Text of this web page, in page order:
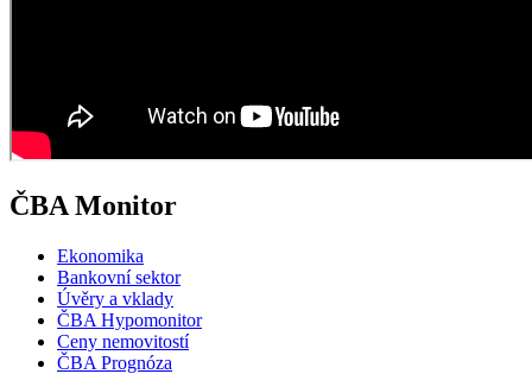
ČBA Monitor
Ekonomika
Bankovní sektor
Úvěry a vklady
ČBA Hypomonitor
Ceny nemovitostí
ČBA Prognóza